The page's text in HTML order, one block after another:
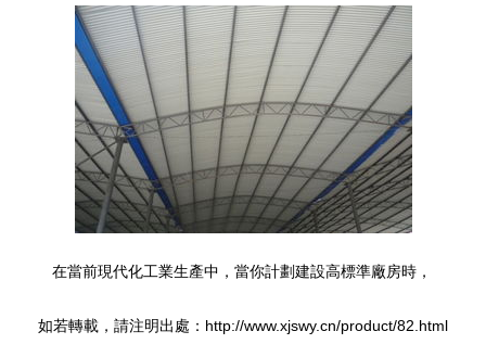
在當前現代化工業生產中，當你計劃建設高標準廠房時，
如若轉載，請注明出處：http://www.xjswy.cn/product/82.html